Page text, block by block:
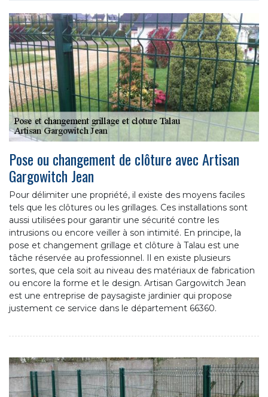
Pose ou changement de clôture avec Artisan
Gargowitch Jean
Pour délimiter une propriété, il existe des moyens faciles
tels que les clôtures ou les grillages. Ces installations sont
aussi utilisées pour garantir une sécurité contre les
intrusions ou encore veiller à son intimité. En principe, la
pose et changement grillage et clôture à Talau est une
tâche réservée au professionnel. Il en existe plusieurs
sortes, que cela soit au niveau des matériaux de fabrication
ou encore la forme et le design. Artisan Gargowitch Jean
est une entreprise de paysagiste jardinier qui propose
justement ce service dans le département 66360.